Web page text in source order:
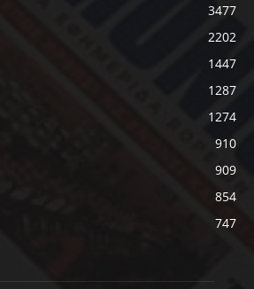
3477
2202
1447
1287
1274
910
909
854
747